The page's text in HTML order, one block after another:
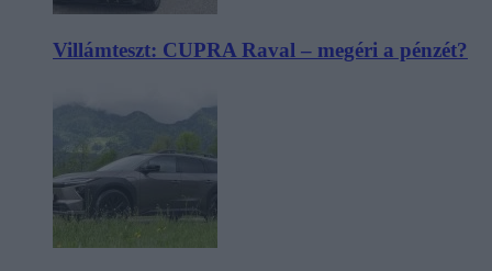
Villámteszt: CUPRA Raval – megéri a pénzét?